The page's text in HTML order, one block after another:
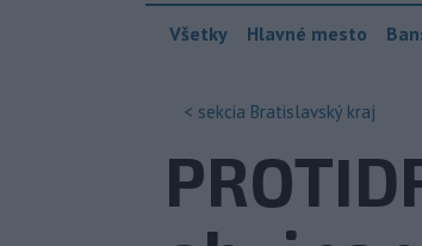
Všetky Hlavné mesto
< sekcia Bratislavský kraj